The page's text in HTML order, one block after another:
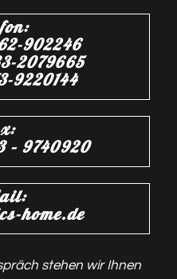
902246
2079665
9220144
– 9740920
home.de
stehen wir Ihnen